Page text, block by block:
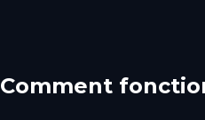
Comment